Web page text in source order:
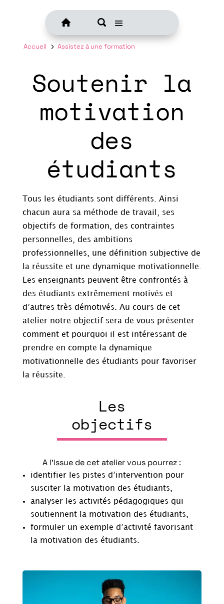
Accueil 5 Assistez à une formation
Soutenir la
motivation
des
étudiants
Tous les étudiants sont différents. Ainsi
chacun aura sa méthode de travail, ses
objectifs de formation, des contraintes
personnelles, des ambitions
professionnelles, une définition subjective de
la réussite et une dynamique motivationnelle.
Les enseignants peuvent être confrontés à
des étudiants extrêmement motivés et
d’autres très démotivés. Au cours de cet
atelier notre objectif sera de vous présenter
comment et pourquoi il est intéressant de
prendre en compte la dynamique
motivationnelle des étudiants pour favoriser
la réussite.
Les
objectifs
A l’issue de cet atelier vous pourrez :
identifier les pistes d’intervention pour
susciter la motivation des étudiants,
analyser les activités pédagogiques qui
soutiennent la motivation des étudiants,
formuler un exemple d’activité favorisant
la motivation des étudiants.